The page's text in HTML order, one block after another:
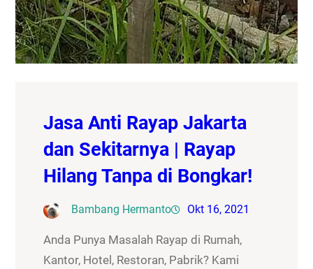
Jasa Anti Rayap Jakarta
dan Sekitarnya | Rayap
Hilang Tanpa di Bongkar!
Bambang Hermanto Okt 16, 2021
Anda Punya Masalah Rayap di Rumah,
Kantor, Hotel, Restoran, Pabrik? Kami